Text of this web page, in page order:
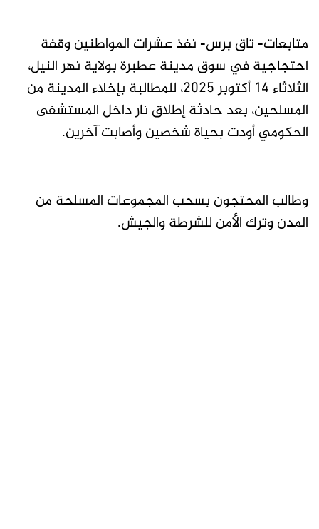
متابعات- تاق برس- نفذ عشرات المواطنين وقفة
احتجاجية في سوق مدينة عطبرة بولاية نهر النيل،
الثلاثاء 14 أكتوبر 2025، للمطالبة بإخلاء المدينة من
المسلحين، بعد حادثة إطلاق نار داخل المستشفى
الحكومي أودت بحياة شخصين وأصابت آخرين.
وطالب المحتجون بسحب المجموعات المسلحة من
المدن وترك الأمن للشرطة والجيش.